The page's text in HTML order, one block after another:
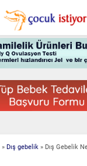
» Dış gebelik » Dış Gebelik